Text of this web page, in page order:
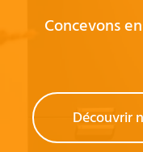
Concevons
Découvrir